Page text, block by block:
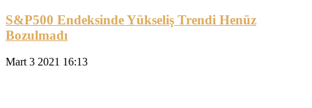
S&P500 Endeksinde Yükseliş Trendi Henüz
Bozulmadı
Mart 3 2021 16:13